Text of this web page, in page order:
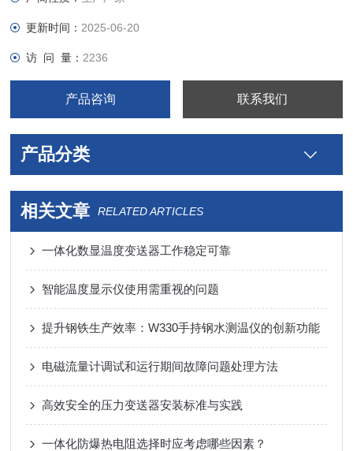
更新时间： 2025-06-20
访 问 量： 2236
产品咨询 联系我们
产品分类
相关文章 RELATED ARTICLES
一体化数显温度变送器工作稳定可靠
智能温度显示仪使用需重视的问题
提升钢铁生产效率：W330手持钢水测温仪的创新功能
电磁流量计调试和运行期间故障问题处理方法
高效安全的压力变送器安装标准与实践
一体化防爆热电阻选择时应考虑哪些因素？